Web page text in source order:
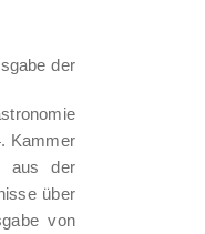
der
Kammer
aus der
über
von